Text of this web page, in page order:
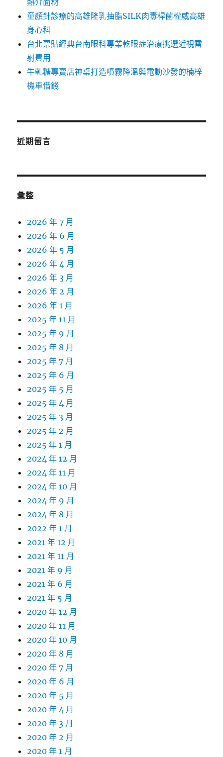
熱介面材
童顏針診療的高雄隆乳抽脂SILK肉毒桿菌權威高雄
身心科
台北票貼經典台南眼科專業乾眼症治療挑選近視雷
射費用
牛軋糖專賣店神桌打造噴霧降溫與電動沙發的楠梓
機車借錢
近期留言
彙整
2026 年 7 月
2026 年 6 月
2026 年 5 月
2026 年 4 月
2026 年 3 月
2026 年 2 月
2026 年 1 月
2025 年 11 月
2025 年 9 月
2025 年 8 月
2025 年 7 月
2025 年 6 月
2025 年 5 月
2025 年 4 月
2025 年 3 月
2025 年 2 月
2025 年 1 月
2024 年 12 月
2024 年 11 月
2024 年 10 月
2024 年 9 月
2024 年 8 月
2022 年 1 月
2021 年 12 月
2021 年 11 月
2021 年 9 月
2021 年 6 月
2021 年 5 月
2020 年 12 月
2020 年 11 月
2020 年 10 月
2020 年 8 月
2020 年 7 月
2020 年 6 月
2020 年 5 月
2020 年 4 月
2020 年 3 月
2020 年 2 月
2020 年 1 月